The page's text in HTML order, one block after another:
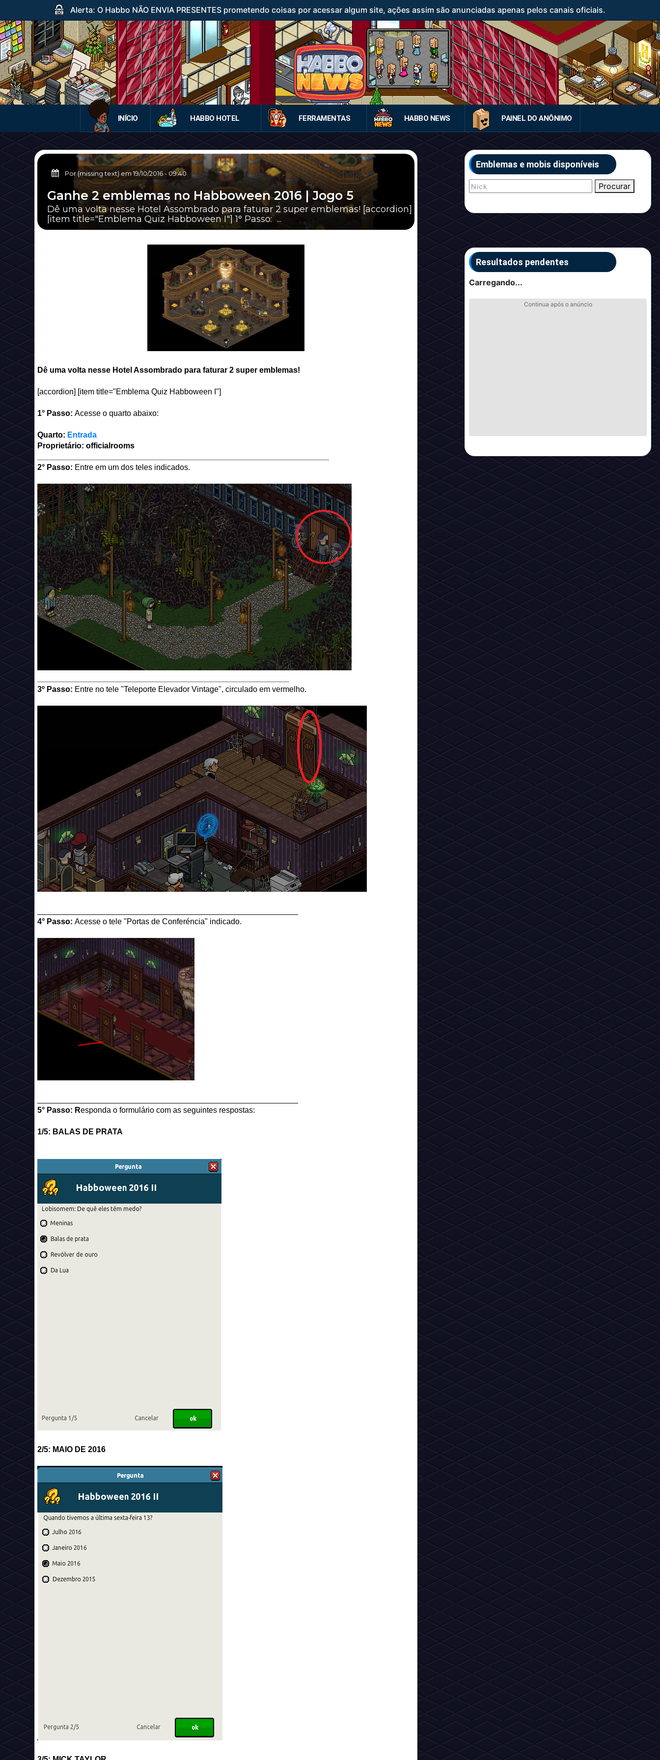
Alerta: O Habbo NÃO ENVIA PRESENTES prometendo coisas por acessar algum site, ações assim são anunciadas apenas pelos canais oficiais.
INÍCIO HABBO HOTEL FERRAMENTAS HABBO NEWS PAINEL DO ANÔNIMO
Por (missing text) em19/10/2016- 09:40
Ganhe 2 emblemas no Habboween 2016 | Jogo 5
Dê uma volta nesse Hotel Assombrado para faturar 2 super emblemas! [accordion]
[item title="Emblema Quiz Habboween I"] 1° Passo: ...
Dê uma volta nesse Hotel Assombrado para faturar 2 super emblemas!
[accordion] [item title="Emblema Quiz Habboween I"]
1° Passo: Acesse o quarto abaixo:
Quarto: Entrada
Proprietário: officialrooms
2° Passo: Entre em um dos teles indicados.
3º Passo: Entre no tele "Teleporte Elevador Vintage", circulado em vermelho.
4° Passo: Acesse o tele "Portas de Conferéncia" indicado.
5° Passo: Responda o formulário com as seguintes respostas:
1/5: BALAS DE PRATA
2/5: MAIO DE 2016
Emblemas e mobis disponíveis
Procurar
Resultados pendentes
Carregando...